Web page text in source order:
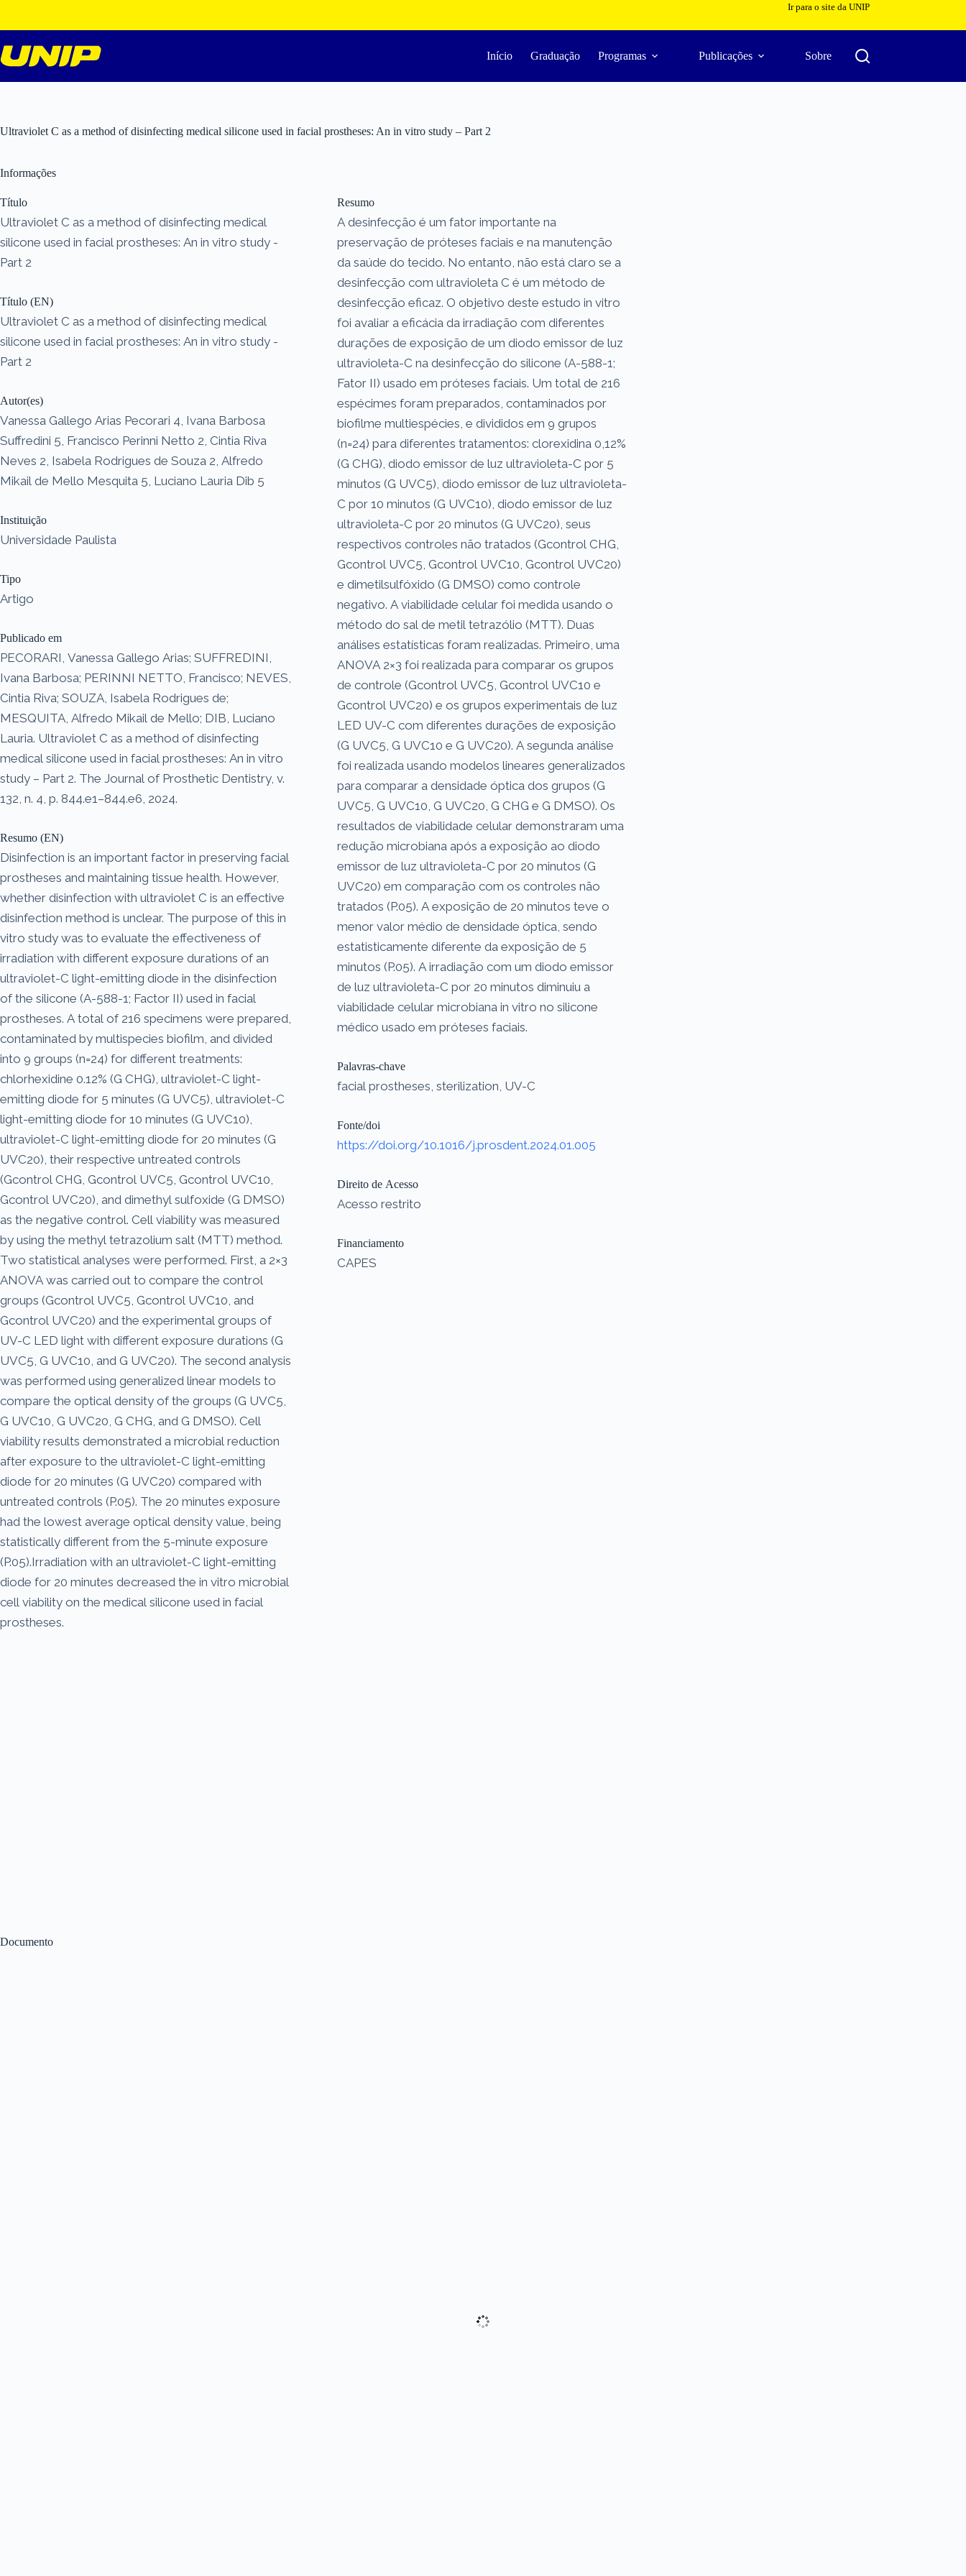
o
conteúdo
Ir para o site da UNIP
Início Graduação Programas Publicações Sobre
Ultraviolet C as a method of disinfecting medical silicone used in facial prostheses: An in vitro study – Part 2
Documento
Informações
Título
Ultraviolet C as a method of disinfecting medical
silicone used in facial prostheses: An in vitro study -
Part 2
Título (EN)
Ultraviolet C as a method of disinfecting medical
silicone used in facial prostheses: An in vitro study -
Part 2
Autor(es)
Vanessa Gallego Arias Pecorari 4, Ivana Barbosa
Suffredini 5, Francisco Perinni Netto 2, Cintia Riva
Neves 2, Isabela Rodrigues de Souza 2, Alfredo
Mikail de Mello Mesquita 5, Luciano Lauria Dib 5
Instituição
Universidade Paulista
Tipo
Artigo
Publicado em
PECORARI, Vanessa Gallego Arias; SUFFREDINI,
Ivana Barbosa; PERINNI NETTO, Francisco; NEVES,
Cintia Riva; SOUZA, Isabela Rodrigues de;
MESQUITA, Alfredo Mikail de Mello; DIB, Luciano
Lauria. Ultraviolet C as a method of disinfecting
medical silicone used in facial prostheses: An in vitro
study – Part 2. The Journal of Prosthetic Dentistry, v.
132, n. 4, p. 844.e1–844.e6, 2024.
Resumo (EN)
Disinfection is an important factor in preserving facial
prostheses and maintaining tissue health. However,
whether disinfection with ultraviolet C is an effective
disinfection method is unclear. The purpose of this in
vitro study was to evaluate the effectiveness of
irradiation with different exposure durations of an
ultraviolet-C light-emitting diode in the disinfection
of the silicone (A-588-1; Factor II) used in facial
prostheses. A total of 216 specimens were prepared,
contaminated by multispecies biofilm, and divided
into 9 groups (n=24) for different treatments:
chlorhexidine 0.12% (G CHG), ultraviolet-C light-
emitting diode for 5 minutes (G UVC5), ultraviolet-C
light-emitting diode for 10 minutes (G UVC10),
ultraviolet-C light-emitting diode for 20 minutes (G
UVC20), their respective untreated controls
(Gcontrol CHG, Gcontrol UVC5, Gcontrol UVC10,
Gcontrol UVC20), and dimethyl sulfoxide (G DMSO)
as the negative control. Cell viability was measured
by using the methyl tetrazolium salt (MTT) method.
Two statistical analyses were performed. First, a 2×3
ANOVA was carried out to compare the control
groups (Gcontrol UVC5, Gcontrol UVC10, and
Gcontrol UVC20) and the experimental groups of
UV-C LED light with different exposure durations (G
UVC5, G UVC10, and G UVC20). The second analysis
was performed using generalized linear models to
compare the optical density of the groups (G UVC5,
G UVC10, G UVC20, G CHG, and G DMSO). Cell
viability results demonstrated a microbial reduction
after exposure to the ultraviolet-C light-emitting
diode for 20 minutes (G UVC20) compared with
untreated controls (P.05). The 20 minutes exposure
had the lowest average optical density value, being
statistically different from the 5-minute exposure
(P.05).Irradiation with an ultraviolet-C light-emitting
diode for 20 minutes decreased the in vitro microbial
cell viability on the medical silicone used in facial
prostheses.
Resumo
A desinfecção é um fator importante na
preservação de próteses faciais e na manutenção
da saúde do tecido. No entanto, não está claro se a
desinfecção com ultravioleta C é um método de
desinfecção eficaz. O objetivo deste estudo in vitro
foi avaliar a eficácia da irradiação com diferentes
durações de exposição de um diodo emissor de luz
ultravioleta-C na desinfecção do silicone (A-588-1;
Fator II) usado em próteses faciais. Um total de 216
espécimes foram preparados, contaminados por
biofilme multiespécies, e divididos em 9 grupos
(n=24) para diferentes tratamentos: clorexidina 0,12%
(G CHG), diodo emissor de luz ultravioleta-C por 5
minutos (G UVC5), diodo emissor de luz ultravioleta-
C por 10 minutos (G UVC10), diodo emissor de luz
ultravioleta-C por 20 minutos (G UVC20), seus
respectivos controles não tratados (Gcontrol CHG,
Gcontrol UVC5, Gcontrol UVC10, Gcontrol UVC20)
e dimetilsulfóxido (G DMSO) como controle
negativo. A viabilidade celular foi medida usando o
método do sal de metil tetrazólio (MTT). Duas
análises estatísticas foram realizadas. Primeiro, uma
ANOVA 2×3 foi realizada para comparar os grupos
de controle (Gcontrol UVC5, Gcontrol UVC10 e
Gcontrol UVC20) e os grupos experimentais de luz
LED UV-C com diferentes durações de exposição
(G UVC5, G UVC10 e G UVC20). A segunda análise
foi realizada usando modelos lineares generalizados
para comparar a densidade óptica dos grupos (G
UVC5, G UVC10, G UVC20, G CHG e G DMSO). Os
resultados de viabilidade celular demonstraram uma
redução microbiana após a exposição ao diodo
emissor de luz ultravioleta-C por 20 minutos (G
UVC20) em comparação com os controles não
tratados (P.05). A exposição de 20 minutos teve o
menor valor médio de densidade óptica, sendo
estatisticamente diferente da exposição de 5
minutos (P.05). A irradiação com um diodo emissor
de luz ultravioleta-C por 20 minutos diminuiu a
viabilidade celular microbiana in vitro no silicone
médico usado em próteses faciais.
Palavras-chave
facial prostheses, sterilization, UV-C
Fonte/doi
https://doi.org/10.1016/j.prosdent.2024.01.005
Direito de Acesso
Acesso restrito
Financiamento
CAPES